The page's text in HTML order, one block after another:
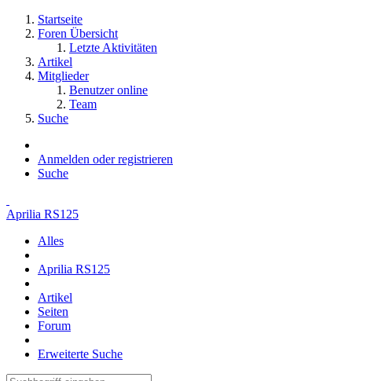
Startseite
Foren Übersicht
Letzte Aktivitäten
Artikel
Mitglieder
Benutzer online
Team
Suche
Anmelden oder registrieren
Suche
Aprilia RS125
Alles
Aprilia RS125
Artikel
Seiten
Forum
Erweiterte Suche